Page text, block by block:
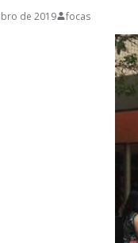
de 2019 focas